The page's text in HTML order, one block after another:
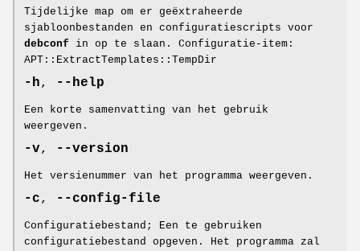
Tijdelijke map om er geëxtraheerde
sjabloonbestanden en configuratiescripts voor
debconf in op te slaan. Configuratie-item:
APT::ExtractTemplates::TempDir
-h, --help
Een korte samenvatting van het gebruik
weergeven.
-v, --version
Het versienummer van het programma weergeven.
-c, --config-file
Configuratiebestand; Een te gebruiken
configuratiebestand opgeven. Het programma zal